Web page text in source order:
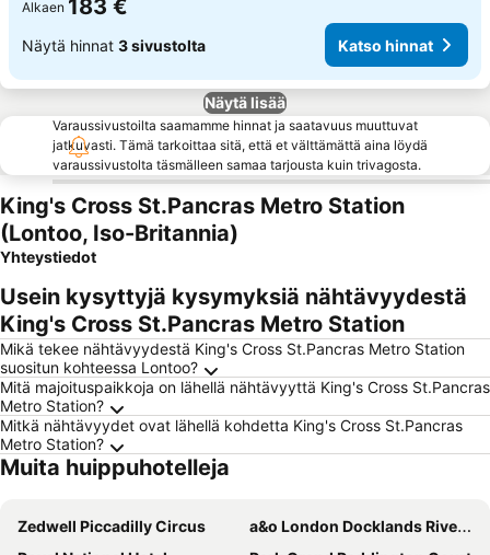
Alkaen 183 €
Näytä hinnat 3 sivustolta Katso hinnat
Näytä lisää
Varaussivustoilta saamamme hinnat ja saatavuus muuttuvat
jatkuvasti. Tämä tarkoittaa sitä, että et välttämättä aina löydä
varaussivustolta täsmälleen samaa tarjousta kuin trivagosta.
King's Cross St.Pancras Metro Station
(Lontoo, Iso-Britannia)
Yhteystiedot
Usein kysyttyjä kysymyksiä nähtävyydestä
King's Cross St.Pancras Metro Station
Mikä tekee nähtävyydestä King's Cross St.Pancras Metro Station
suositun kohteessa Lontoo?
Mitä majoituspaikkoja on lähellä nähtävyyttä King's Cross St.Pancras
Metro Station?
Mitkä nähtävyydet ovat lähellä kohdetta King's Cross St.Pancras
Metro Station?
Muita huippuhotelleja
Zedwell Piccadilly Circus
a&o London Docklands Riverside